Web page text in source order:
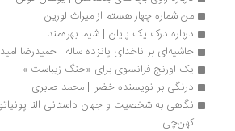
من شماره چهار هستم از میراث لورین
درباره درک یک پایان | شيما بهره‌مند
حاشیه‌ای بر ناخدای پانزده ساله | حمیدرضا امیدی سرور
یک اورنج فرانسوی برای «جنگ زیباست »
درنگی بر نویسنده خضرا | محمد صابری